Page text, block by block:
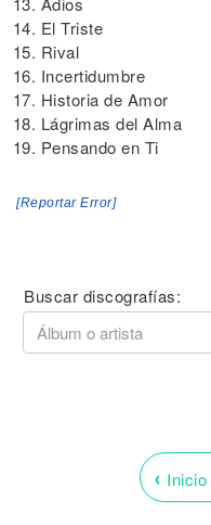
14. El Triste
15. Rival
16. Incertidumbre
17. Historia de Amor
18. Lágrimas del Alma
19. Pensando en Ti
[Reportar Error]
Buscar discografías:
‹